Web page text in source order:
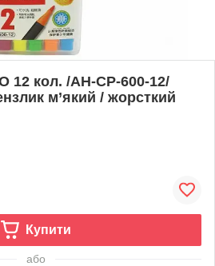
12 кол. /AH-CP-600-12/
м’який / жорсткий
Купити
або